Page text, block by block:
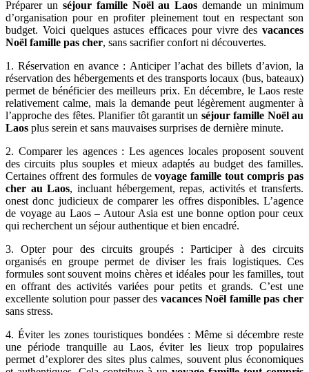
Préparer un séjour famille Noël au Laos demande un minimum
d’organisation pour en profiter pleinement tout en respectant son
budget. Voici quelques astuces efficaces pour vivre des vacances
Noël famille pas cher, sans sacrifier confort ni découvertes.
1. Réservation en avance : Anticiper l’achat des billets d’avion, la
réservation des hébergements et des transports locaux (bus, bateaux)
permet de bénéficier des meilleurs prix. En décembre, le Laos reste
relativement calme, mais la demande peut légèrement augmenter à
l’approche des fêtes. Planifier tôt garantit un séjour famille Noël au
Laos plus serein et sans mauvaises surprises de dernière minute.
2. Comparer les agences : Les agences locales proposent souvent
des circuits plus souples et mieux adaptés au budget des familles.
Certaines offrent des formules devoyage famille tout compris pas
cher au Laos, incluant hébergement, repas, activités et transferts.
onest donc judicieux de comparer les offres disponibles. L’agence
de voyage au Laos – Autour Asia est une bonne option pour ceux
qui recherchent un séjour authentique et bien encadré.
3. Opter pour des circuits groupés : Participer à des circuits
organisés en groupe permet de diviser les frais logistiques. Ces
formules sont souvent moins chères et idéales pour les familles, tout
en offrant des activités variées pour petits et grands. C’est une
excellente solution pour passer des vacances Noël famille pas cher
sans stress.
4. Éviter les zones touristiques bondées : Même si décembre reste
une période tranquille au Laos, éviter les lieux trop populaires
permet d’explorer des sites plus calmes, souvent plus économiques